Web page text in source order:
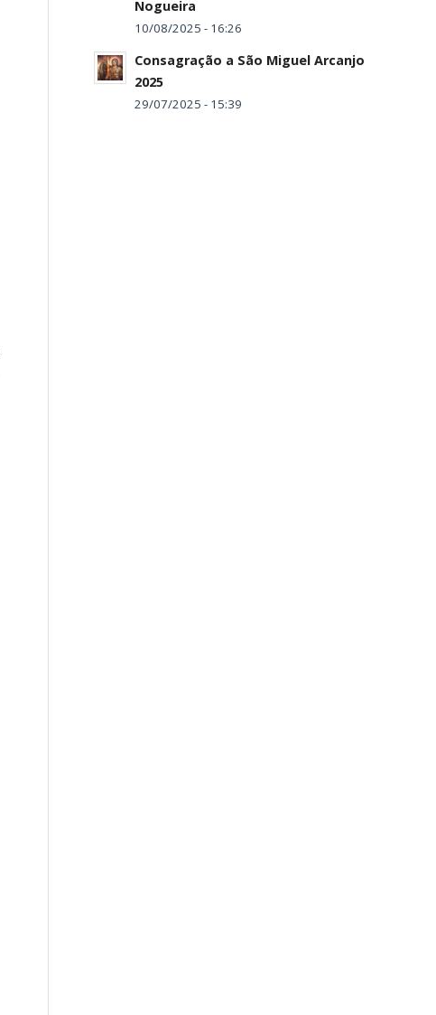
Nogueira
10/08/2025 - 16:26
Consagração a São Miguel Arcanjo
2025
29/07/2025 - 15:39